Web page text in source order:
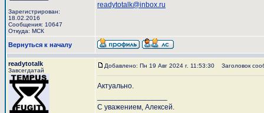
Зарегистрирован:
18.02.2016
Сообщения: 10647
Откуда: МСК
readytotalk@inbox.ru
Вернуться к началу
readytotalk
Завсегдатай
Добавлено: Пн 19 Авг 2024 г. 11:53:30 Заголовок
Актуально.
С уважением, Алексей.